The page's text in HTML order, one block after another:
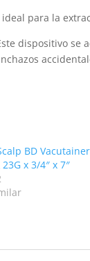
para la
dispositivo se
BD Vacutainer
x 3/4″ x 7″